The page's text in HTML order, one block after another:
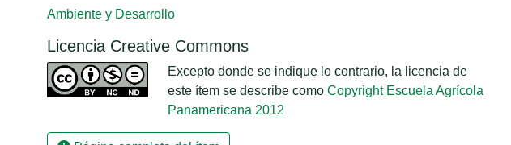
Ambiente y Desarrollo
Licencia Creative Commons
Excepto donde se indique lo contrario, la licencia de
este ítem se describe como Copyright Escuela Agrícola
Panamericana 2012